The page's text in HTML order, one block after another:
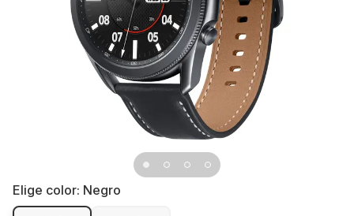
Elige color: Negro